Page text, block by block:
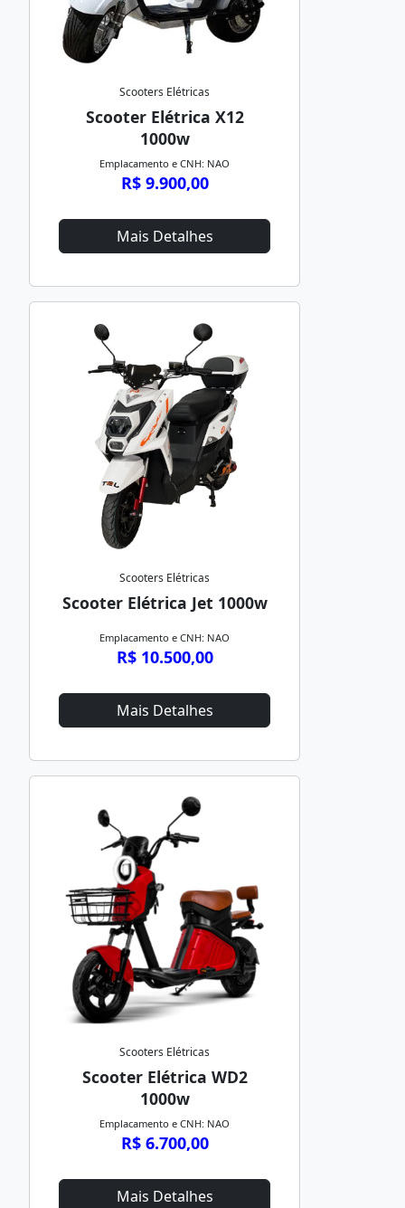
Scooters Elétricas
Scooter Elétrica X12
1000w
Emplacamento e CNH: NAO
R$ 9.900,00
Mais Detalhes
Scooters Elétricas
Scooter Elétrica Jet 1000w
Emplacamento e CNH: NAO
R$ 10.500,00
Mais Detalhes
Scooters Elétricas
Scooter Elétrica WD2
1000w
Emplacamento e CNH: NAO
R$ 6.700,00
Mais Detalhes